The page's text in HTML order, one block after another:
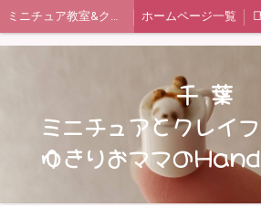
ミニチュア教室&クレイフラワー教室 ホームページ一覧
ご予約状況カレンダー
Miniature Clay Claft 講座
千 葉
ミニチュアとクレイ
ゆきりおママの